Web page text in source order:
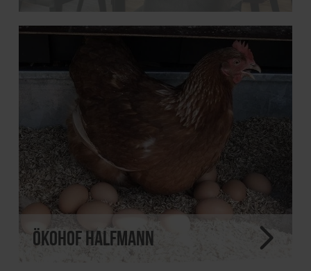
Ökohof Halfmann